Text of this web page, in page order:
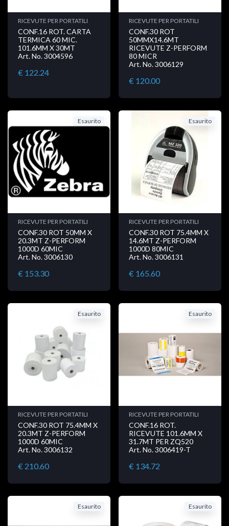
RICEVUTE PER PORTATILI
CONF.16 ROT. CARTA
TERMICA 60 MIC.
101.6MM X 30MT
Art. No. 3004596
€ 122.24
RICEVUTE PER PORTATILI
CONF.30 ROT
50MMX14.6MT
RICEVUTE Z-PERFORM
80 MICR
Art. No. 3006129
€ 120.00
Esaurito
RICEVUTE PER PORTATILI
CONF.30 ROT 50MM X
20.3MT Z-PERFORM
1000D 60MIC
Art. No. 3006130
€ 153.30
Esaurito
RICEVUTE PER PORTATILI
CONF.30 ROT 75.4MM X
14.6MT Z-PERFORM
1000D 80MIC
Art. No. 3006131
€ 165.60
Esaurito
RICEVUTE PER PORTATILI
CONF.30 ROT 75.4MM X
20.3MT Z-PERFORM
1000D 60MIC
Art. No. 3006132
€ 210.60
Esaurito
RICEVUTE PER PORTATILI
CONF.16 ROT.
RICEVUTE 101.6MM X
31.7MT PER ZQ520
Art. No. 3006419-T
€ 134.72
Esaurito Esaurito